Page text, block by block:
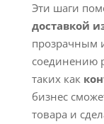
Эти шаги
доставкой
прозрачным
соединению
таких как
бизнес
товара и